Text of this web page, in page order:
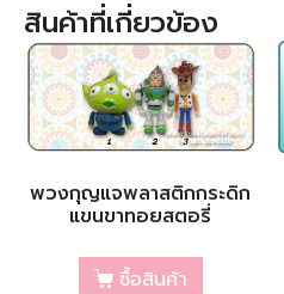
สินค้าที่เกี่ยวข้อง
พวงกุญแจพลาสติกกระดิก
แขนขาทอยสตอรี่
ซื้อสินค้า